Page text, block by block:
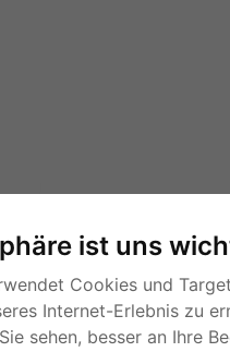
ist uns
Cookies und
Internet-Erlebnis zu
sehen, besser an Ihre